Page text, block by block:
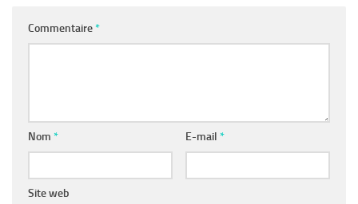
Commentaire*
Nom * E-mail *
Site web